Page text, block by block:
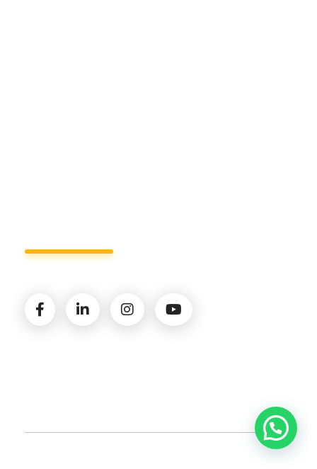
© 2026 Amministrazioni Rizzardo | Tutti i diritti